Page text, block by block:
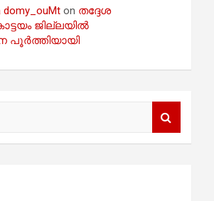
domy_ouMt on തദ്ദേശ
ജില്ലയിൽ
പൂർത്തിയായി